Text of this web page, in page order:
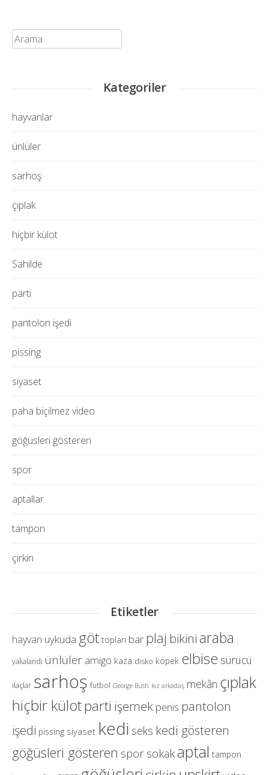
Ara:
Kategoriler
hayvanlar
ünlüler
sarhoş
çıplak
hiçbir külot
Sahilde
parti
pantolon işedi
pissing
siyaset
paha biçilmez video
göğüsleri gösteren
spor
aptallar
tampon
çirkin
Etiketler
hayvan uykuda göt topları bar plaj bikiniaraba
yakalandı ünlüler amigo kaza disko köpek elbise sürücü
ilaçlar sarhoş futbol George Bush kız arkadaş mekân çıplak
hiçbir külotparti işemek penis pantolon
işedi pissing siyaset kedi seks kedi gösteren
göğüsleri gösteren spor sokakaptal tampon